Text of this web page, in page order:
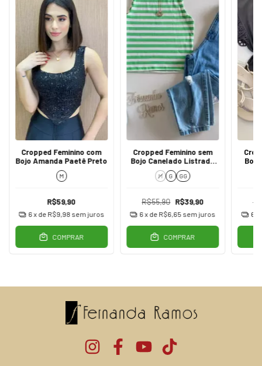
Cropped Feminino com
Bojo Amanda Paetê Preto
M
R$59,90
6x de R$9,98 sem juros
COMPRAR
Cropped Feminino sem
Bojo Canelado Listrado
Verde
M G GG
R$55,90 R$39,90
6x de R$6,65 sem juros
COMPRAR
6